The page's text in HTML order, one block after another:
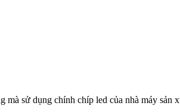
mà sử dụng chính chíp led của nhà máy sản